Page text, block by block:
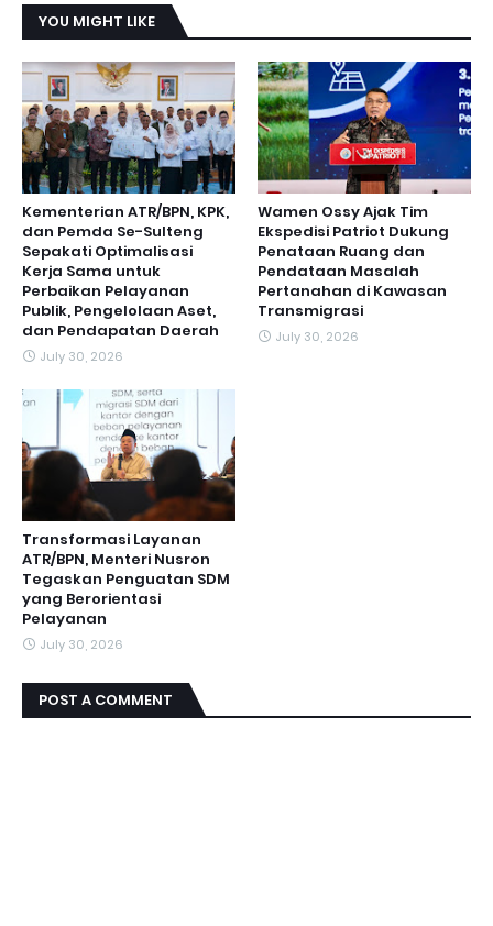
YOU MIGHT LIKE
Kementerian ATR/BPN, KPK,
dan Pemda Se-Sulteng
Sepakati Optimalisasi
Kerja Sama untuk
Perbaikan Pelayanan
Publik, Pengelolaan Aset,
dan Pendapatan Daerah
July 30, 2026
Wamen Ossy Ajak Tim
Ekspedisi Patriot Dukung
Penataan Ruang dan
Pendataan Masalah
Pertanahan di Kawasan
Transmigrasi
July 30, 2026
Transformasi Layanan
ATR/BPN, Menteri Nusron
Tegaskan Penguatan SDM
yang Berorientasi
Pelayanan
July 30, 2026
POST A COMMENT